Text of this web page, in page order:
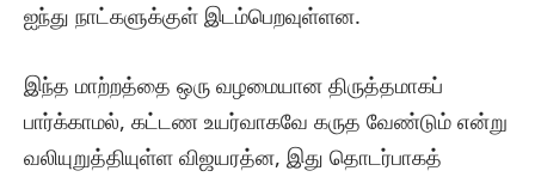
ஐந்து நாட்களுக்குள் இடம்பெறவுள்ளன.
இந்த மாற்றத்தை ஒரு வழமையான திருத்தமாகப்
பார்க்காமல், கட்டண உயர்வாகவே கருத வேண்டும் என்று
வலியுறுத்தியுள்ள விஜயரத்ன, இது தொடர்பாகத்